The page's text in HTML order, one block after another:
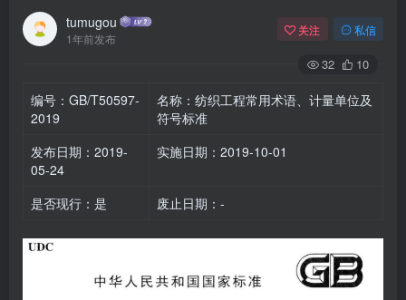
tumugou
1年前发布
关注 私信
32 10
编号：GB/T50597-
2019
名称：纺织工程常用术语、计量单位及
符号标准
发布日期：2019-
05-24
实施日期：2019-10-01
是否现行：是 废止日期：-